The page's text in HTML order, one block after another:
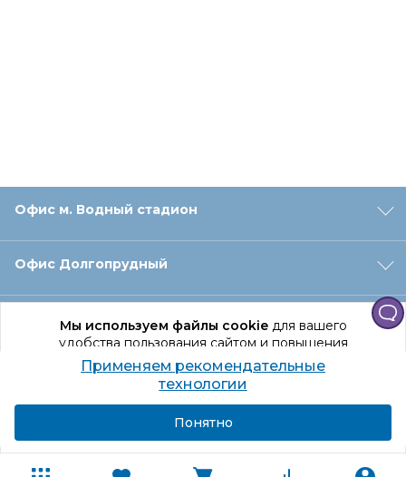
Мы используем файлы cookieдля вашего
удобства пользования сайтом и повышения
качества рекомендаций.
Продолжая использование сайта, вы даете
согласие на обработку персональных данных
Офис м. Водный стадион
Офис Долгопрудный
Офис Санкт‑Петербург
Оформление заказа
Применяем рекомендательные
технологии
Понятно